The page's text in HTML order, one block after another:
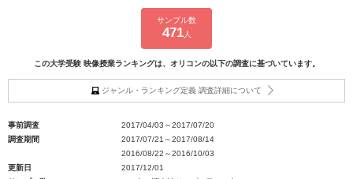
サンプル数
471人
この大学受験 映像授業ランキングは、オリコンの以下の調査に基づいています。
ジャンル・ランキング定義 調査詳細について
事前調査
2017/04/03～2017/07/20
調査期間
2017/07/21～2017/08/14
2016/08/22～2016/10/03
更新日
2017/12/01